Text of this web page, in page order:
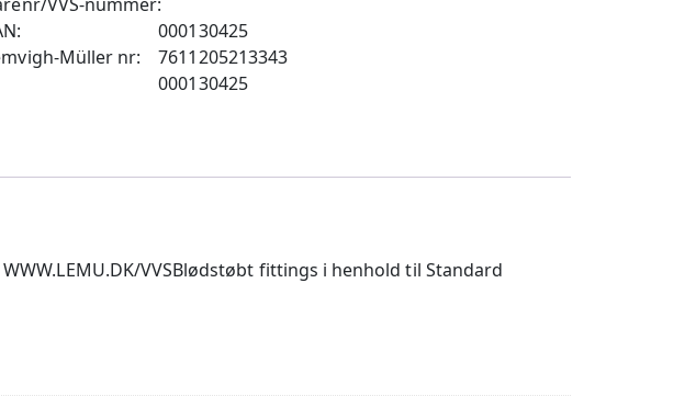
000130425
7611205213343
Müller nr:
000130425
WWW.LEMU.DK/VVSBlødstøbt fittings i henhold til Standard